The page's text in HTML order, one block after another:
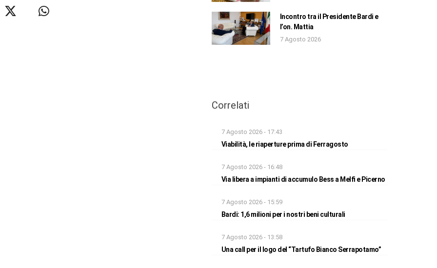
Incontro tra il Presidente Bardi e
l’on. Mattia
7 Agosto 2026
Correlati
7 Agosto 2026 - 17:43
Viabilità, le riaperture prima di Ferragosto
7 Agosto 2026 - 16:48
Via libera a impianti di accumulo Bess a Melfi e Picerno
7 Agosto 2026 - 15:59
Bardi: 1,6 milioni per i nostri beni culturali
7 Agosto 2026 - 13:58
Una call per il logo del “Tartufo Bianco Serrapotamo”